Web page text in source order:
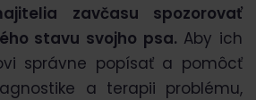
zavčasu spozorovať
stavu svojho psa. Aby ich
správne popísať a pomôcť
a terapii problému,